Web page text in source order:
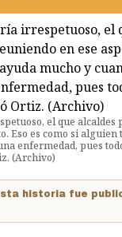
el que alcaldes
Eso es como si alguien
enfermedad, pues
(Archivo)
historia fue